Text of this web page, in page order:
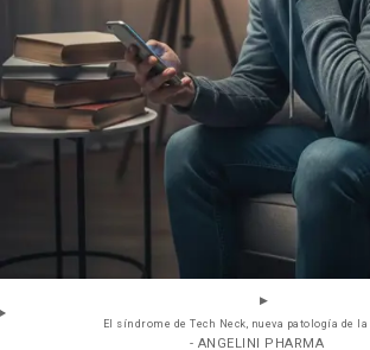
El síndrome de Tech Neck, nueva patología de
- ANGELINI PHARMA